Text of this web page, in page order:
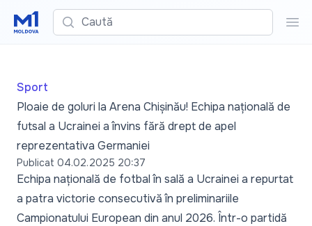
Caută
Sport
Ploaie de goluri la Arena Chișinău! Echipa națională de
futsal a Ucrainei a învins fără drept de apel
reprezentativa Germaniei
Publicat 04.02.2025 20:37
Echipa națională de fotbal în sală a Ucrainei a repurtat
a patra victorie consecutivă în preliminariile
Campionatului European din anul 2026. Într-o partidă